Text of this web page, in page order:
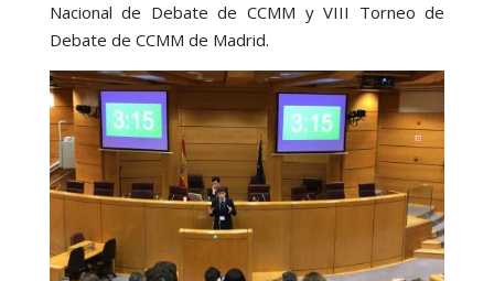
Nacional de Debate de CCMM y VIII Torneo de
Debate de CCMM de Madrid.